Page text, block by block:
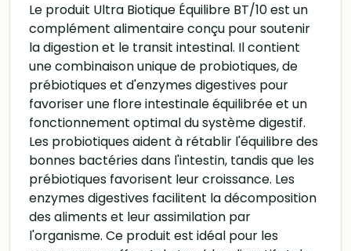
Le produit Ultra Biotique Équilibre BT/10 est un
complément alimentaire conçu pour soutenir
la digestion et le transit intestinal. Il contient
une combinaison unique de probiotiques, de
prébiotiques et d'enzymes digestives pour
favoriser une flore intestinale équilibrée et un
fonctionnement optimal du système digestif.
Les probiotiques aident à rétablir l'équilibre des
bonnes bactéries dans l'intestin, tandis que les
prébiotiques favorisent leur croissance. Les
enzymes digestives facilitent la décomposition
des aliments et leur assimilation par
l'organisme. Ce produit est idéal pour les